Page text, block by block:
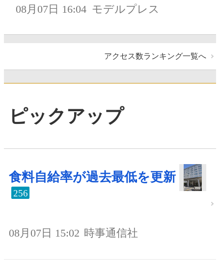
08月07日 16:04 モデルプレス
アクセス数ランキング一覧へ
ピックアップ
食料自給率が過去最低を更新
256
08月07日 15:02 時事通信社